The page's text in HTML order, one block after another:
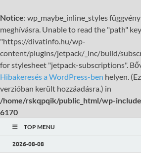
Notice: wp_maybe_inline_styles függvény
meghívásra. Unable to read the "path"
"https://divatinfo.hu/wp-
content/plugins/jetpack/_inc/build/
for stylesheet "jetpack-subscriptions".
Hibakeresés a WordPress-ben helyen.
verzióban került hozzáadásra.) in
/home/rskqpqik/public_html/wp-
6170
TOP MENU
2026-08-08